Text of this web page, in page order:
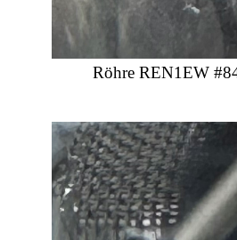
Röhre REN1EW